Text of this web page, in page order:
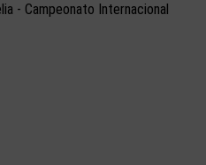
- Campeonato Internacional